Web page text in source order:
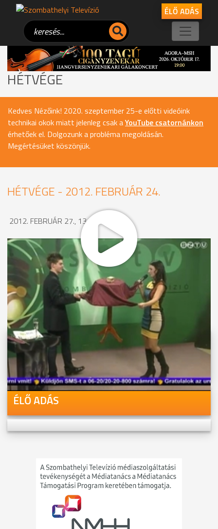
ÉLŐ ADÁS
HÉTVÉGE
Kedves Nézőink! 2020. szeptember 25-e előtti videóink
technikai okok miatt jelenleg csak aYouTube csatornánkon
érhetőek el. Dolgozunk a probléma megoldásán.
Megértésüket köszönjük.
HÉTVÉGE - 2012. FEBRUÁR 24.
2012. FEBRUÁR 27., 13:49
MEGOSZTÁS
Videóink megtekinthetőek
Youtube-csatornánkon is!
ÉLŐ ADÁS